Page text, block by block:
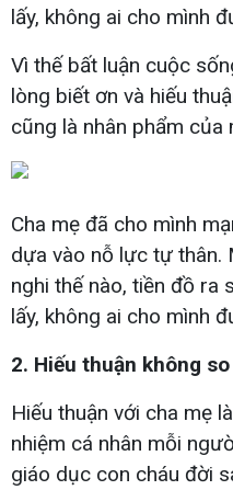
lấy, không ai cho mình
Vì thế bất luận cuộc
lòng biết ơn và hiếu
cũng là nhân phẩm của
Cha mẹ đã cho mình
dựa vào nỗ lực tự thân.
nghi thế nào, tiền đồ ra
lấy, không ai cho mình
2. Hiếu thuận không
Hiếu thuận với cha mẹ
nhiệm cá nhân mỗi
giáo dục con cháu đời